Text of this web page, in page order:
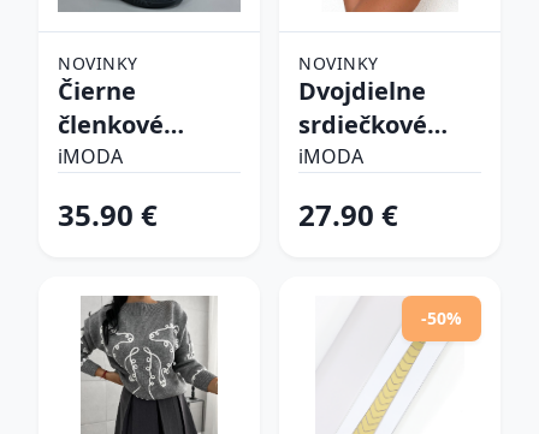
NOVINKY
Čierne
členkové
zateplené
iMODA
35.90 €
NOVINKY
Dvojdielne
srdiečkové
plavky
iMODA
27.90 €
-50%